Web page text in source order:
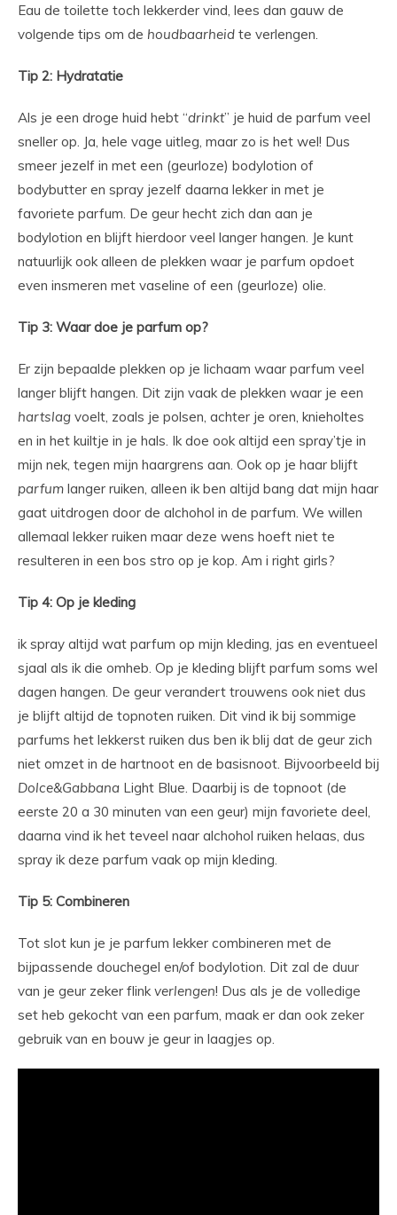
Eau de toilette toch lekkerder vind, lees dan gauw de
volgende tips om de houdbaarheid te verlengen.
Tip 2: Hydratatie
Als je een droge huid hebt “drinkt” je huid de parfum veel
sneller op. Ja, hele vage uitleg, maar zo is het wel! Dus
smeer jezelf in met een (geurloze) bodylotion of
bodybutter en spray jezelf daarna lekker in met je
favoriete parfum. De geur hecht zich dan aan je
bodylotion en blijft hierdoor veel langer hangen. Je kunt
natuurlijk ook alleen de plekken waar je parfum opdoet
even insmeren met vaseline of een (geurloze) olie.
Tip 3: Waar doe je parfum op?
Er zijn bepaalde plekken op je lichaam waar parfum veel
langer blijft hangen. Dit zijn vaak de plekken waar je een
hartslag voelt, zoals je polsen, achter je oren, knieholtes
en in het kuiltje in je hals. Ik doe ook altijd een spray’tje in
mijn nek, tegen mijn haargrens aan. Ook op je haar blijft
parfum langer ruiken, alleen ik ben altijd bang dat mijn haar
gaat uitdrogen door de alchohol in de parfum. We willen
allemaal lekker ruiken maar deze wens hoeft niet te
resulteren in een bos stro op je kop. Am i right girls?
Tip 4: Op je kleding
ik spray altijd wat parfum op mijn kleding, jas en eventueel
sjaal als ik die omheb. Op je kleding blijft parfum soms wel
dagen hangen. De geur verandert trouwens ook niet dus
je blijft altijd de topnoten ruiken. Dit vind ik bij sommige
parfums het lekkerst ruiken dus ben ik blij dat de geur zich
niet omzet in de hartnoot en de basisnoot. Bijvoorbeeld bij
Dolce&Gabbana Light Blue. Daarbij is de topnoot (de
eerste 20 a 30 minuten van een geur) mijn favoriete deel,
daarna vind ik het teveel naar alchohol ruiken helaas, dus
spray ik deze parfum vaak op mijn kleding.
Tip 5: Combineren
Tot slot kun je je parfum lekker combineren met de
bijpassende douchegel en/of bodylotion. Dit zal de duur
van je geur zeker flink verlengen! Dus als je de volledige
set heb gekocht van een parfum, maak er dan ook zeker
gebruik van en bouw je geur in laagjes op.